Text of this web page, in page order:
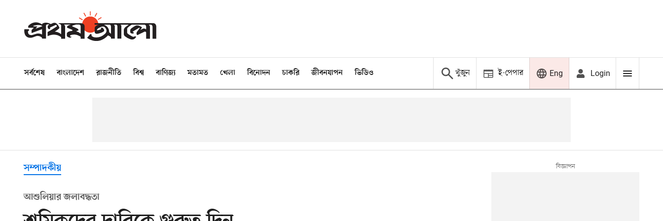
সর্বশেষ বাংলাদেশ রাজনীতি বিশ্ব বাণিজ্য মতামত খেলা বিনোদন চাকরি জীবনযাপন ভিডিও খুঁজুন ই-পেপার Eng Login
সম্পাদকীয়
আশুলিয়ার জলাবদ্ধতা